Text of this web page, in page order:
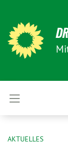
AKTUELLES